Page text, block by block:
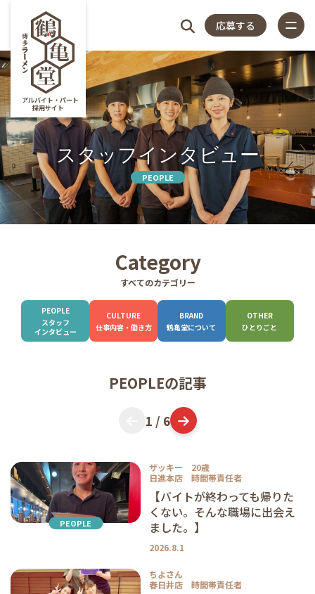
アルバイト・パート
採用サイト
4つのこだわり
仕事内容
スタッフアンケート
店長紹介
福利厚生
店舗一覧
よくある質問
応募する
close
スタッフインタビュー
PEOPLE
こだ 事
スタッフ
長
介 生
Category
すべてのカテゴリー
PEOPLE
スタッフ
インタビュー
CULTURE
仕事内容・働き方
BRAND
鶴亀堂について
OTHER
ひとりごと
PEOPLEの記事
1 / 6
PEOPLE
ザッキー 20歳
日進本店 時間帯責任者
【バイトが終わっても帰りた
くない。そんな職場に出会え
ました。】
2026.8.1
ちよさん
春日井店 時間帯責任者